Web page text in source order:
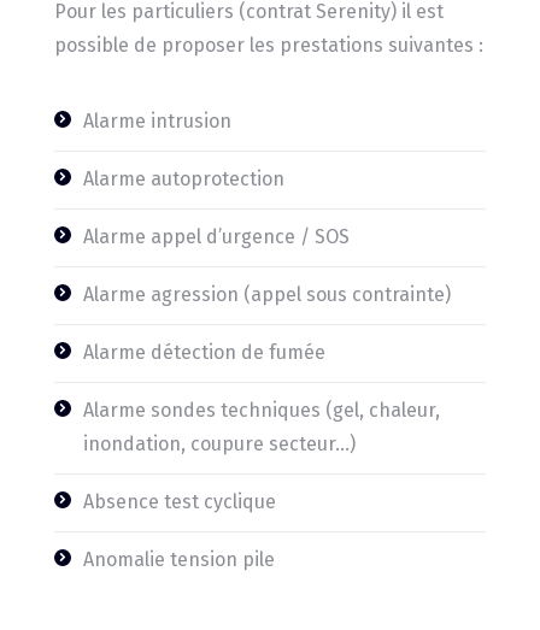
Pour les particuliers (contrat Serenity) il est
possible de proposer les prestations suivantes :
Alarme intrusion
Alarme autoprotection
Alarme appel d’urgence / SOS
Alarme agression (appel sous contrainte)
Alarme détection de fumée
Alarme sondes techniques (gel, chaleur,
inondation, coupure secteur…)
Absence test cyclique
Anomalie tension pile